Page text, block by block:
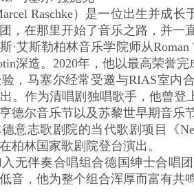
Raschke）是一位出生并成
，在那里开始了音乐之路，并一
·艾斯勒柏林音乐学院师从
深造。2020年，他以最高荣誉
，马塞尔经常受邀与RIAS室内
。作为清唱剧独唱歌手，他曾登
德尔音乐节以及苏黎世早期音乐
意志歌剧院的当代歌剧项目《
柏林国家歌剧院登台演出。
入无伴奏合唱组合德国绅士合唱
音，他为整个组合浑厚而富有共